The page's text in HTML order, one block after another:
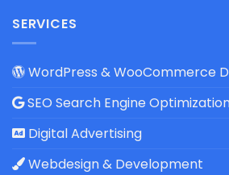
SERVICES
WordPress & WooCommerce
SEO Search Engine
Digital Advertising
Webdesign & Development